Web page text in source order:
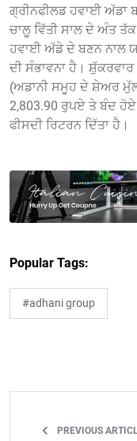
ਗ੍ਰੀਨਫੀਲਡ ਹਵਾਈ ਅੱਡਾ
ਚਾਲੂ ਵਿੱਤੀ ਸਾਲ ਦੇ ਅੰਤ
ਹਵਾਈ ਅੱਡੇ ਦੇ ਬਣਨ ਨਾਲ
ਦੀ ਸੰਭਾਵਨਾ ਹੈ।
(ਅਡਾਨੀ ਸਮੂਹ ਦੇ ਸ਼ੇਅਰ
2,803.90 ਰੁਪਏ ਤੇ ਬੰਦ
ਫੀਸਦੀ ਰਿਟਰਨ ਦਿੱਤਾ ਹੈ।
Popular Tags:
#adhani group
PREVIOUS